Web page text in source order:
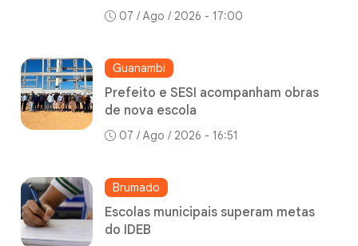
07 / Ago / 2026 - 17:00
Guanambi
Prefeito e SESI acompanham obras
de nova escola
07 / Ago / 2026 - 16:51
Brumado
Escolas municipais superam metas
do IDEB